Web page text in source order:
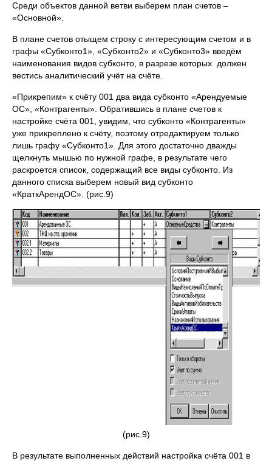
Среди объектов данной ветви выберем план счетов –
«Основной».
В плане счетов отыщем строку с интересующим счетом и в
графы «Субконто1», «Субконто2» и «Субконто3» введём
наименования видов субконто, в разрезе которых должен
вестись аналитический учёт на счёте.
«Прикрепим» к счёту 001 два вида субконто «Арендуемые
ОС», «Контрагенты». Обратившись в плане счетов к
настройке счёта 001, увидим, что субконто «Контрагенты»
уже прикреплено к счёту, поэтому отредактируем только
лишь графу «Субконто1». Для этого достаточно дважды
щелкнуть мышью по нужной графе, в результате чего
раскроется список, содержащий все виды субконто. Из
данного списка выберем новый вид субконто
«КраткАрендОС». (рис.9)
(рис.9)
В результате выполненных действий настройка счёта 001 в